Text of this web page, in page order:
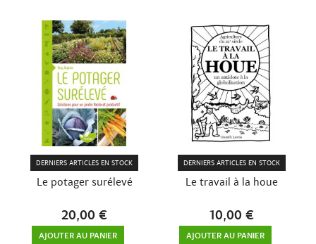
Le potager surélevé
DERNIERS ARTICLES EN STOCK
20,00 €
AJOUTER AU PANIER
Le travail à la houe
DERNIERS ARTICLES EN STOCK
10,00 €
AJOUTER AU PANIER